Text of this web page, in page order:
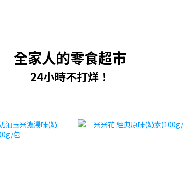
全家人的零食超市
24小時不打烊！